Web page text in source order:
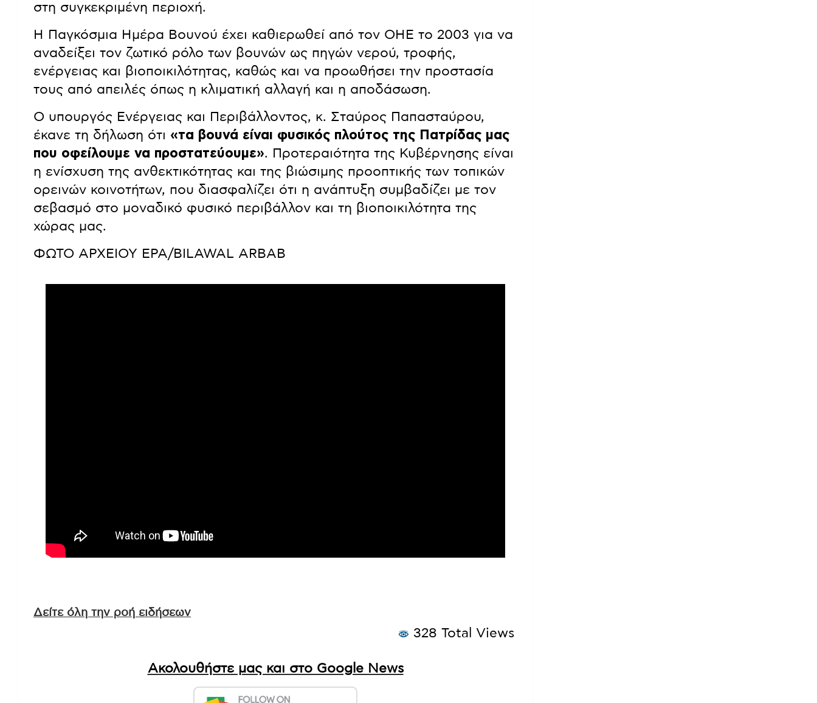
στη συγκεκριμένη περιοχή.
Η Παγκόσμια Ημέρα Βουνού έχει καθιερωθεί από τον ΟΗΕ το 2003 για να
αναδείξει τον ζωτικό ρόλο των βουνών ως πηγών νερού, τροφής,
ενέργειας και βιοποικιλότητας, καθώς και να προωθήσει την προστασία
τους από απειλές όπως η κλιματική αλλαγή και η αποδάσωση.
Ο υπουργός Ενέργειας και Περιβάλλοντος, κ. Σταύρος Παπασταύρου,
έκανε τη δήλωση ότι «τα βουνά είναι φυσικός πλούτος της Πατρίδας μας
που οφείλουμε να προστατεύουμε». Προτεραιότητα της Κυβέρνησης είναι
η ενίσχυση της ανθεκτικότητας και της βιώσιμης προοπτικής των τοπικών
ορεινών κοινοτήτων, που διασφαλίζει ότι η ανάπτυξη συμβαδίζει με τον
σεβασμό στο μοναδικό φυσικό περιβάλλον και τη βιοποικιλότητα της
χώρας μας.
ΦΩΤΟ ΑΡΧΕΙΟΥ EPA/BILAWAL ARBAB
Δείτε όλη την ροή ειδήσεων
328 Total Views
Ακολουθήστε μας και στο Google News